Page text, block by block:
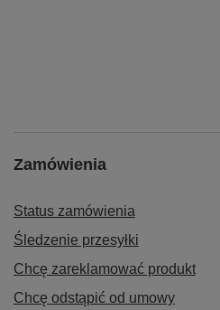
Zamówienia
Status zamówienia
Śledzenie przesyłki
Chcę zareklamować produkt
Chcę odstąpić od umowy